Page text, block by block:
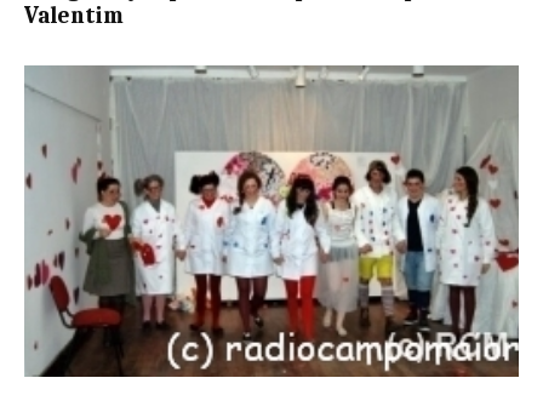
Valentim